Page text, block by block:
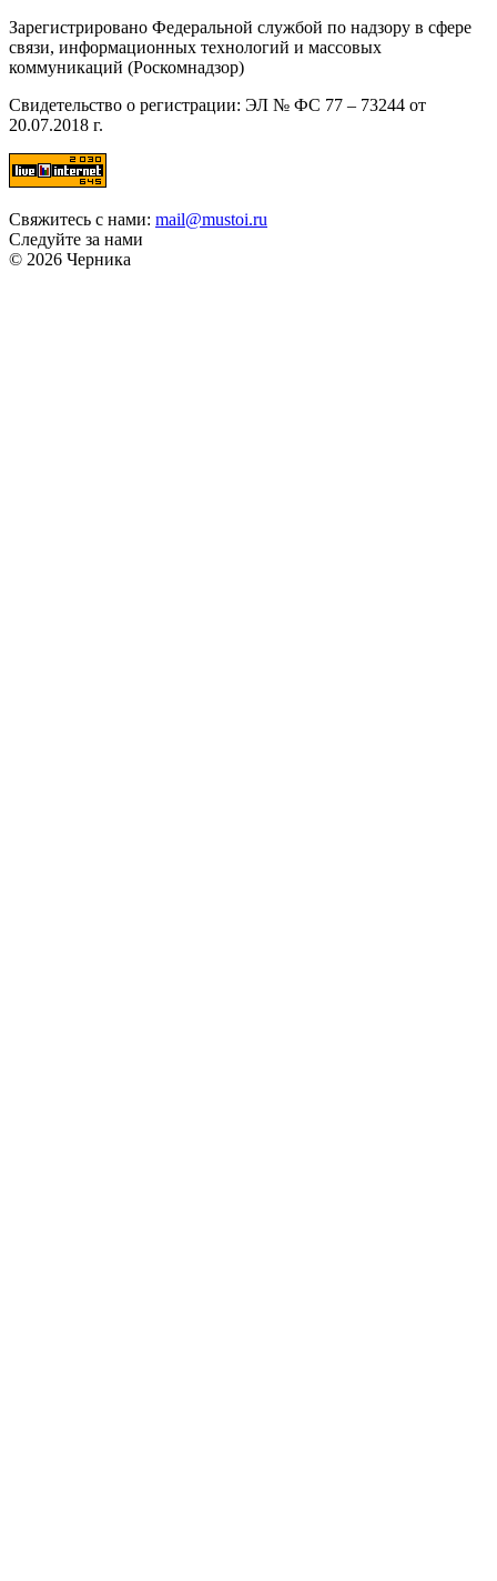
Зарегистрировано Федеральной службой по надзору в сфере
связи, информационных технологий и массовых
коммуникаций (Роскомнадзор)
Свидетельство о регистрации: ЭЛ № ФС 77 – 73244 от
20.07.2018 г.
Свяжитесь с нами: mail@mustoi.ru
Следуйте за нами
© 2026 Черника